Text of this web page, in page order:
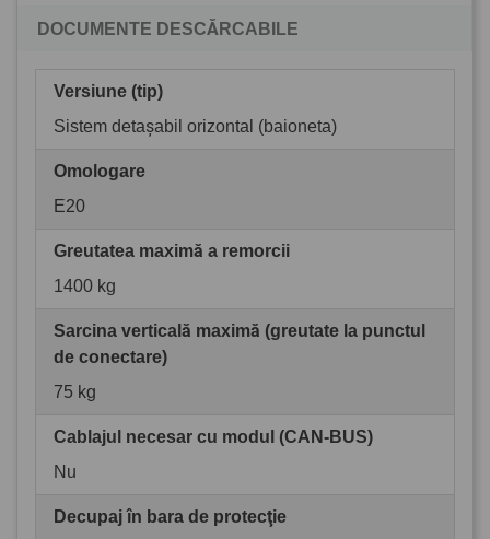
DOCUMENTE DESCĂRCABILE
Versiune (tip)
Sistem detașabil orizontal (baioneta)
Omologare
E20
Greutatea maximă a remorcii
1400 kg
Sarcina verticală maximă (greutate la punctul
de conectare)
75 kg
Cablajul necesar cu modul (CAN-BUS)
Nu
Decupaj în bara de protecţie